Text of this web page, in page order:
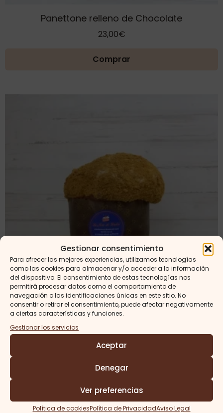
Gestionar consentimiento
Para ofrecer las mejores experiencias, utilizamos tecnologías
como las cookies para almacenar y/o acceder a la información
del dispositivo. El consentimiento de estas tecnologías nos
permitirá procesar datos como el comportamiento de
navegación o las identificaciones únicas en este sitio. No
consentir o retirar el consentimiento, puede afectar negativamente
a ciertas características y funciones.
Gestionar los servicios
Aceptar
Denegar
Ver preferencias
Política de cookiesPolítica de PrivacidadAviso Legal
Panettone relleno de Chocolate
23,00€
Comprar
Panettone relleno de Lotus
23,00€
Comprar